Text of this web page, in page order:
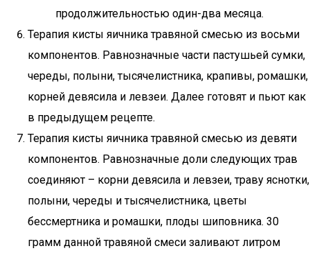
продолжительностью один-два месяца.
Терапия кисты яичника травяной смесью из восьми
компонентов. Равнозначные части пастушьей сумки,
череды, полыни, тысячелистника, крапивы, ромашки,
корней девясила и левзеи. Далее готовят и пьют как
в предыдущем рецепте.
Терапия кисты яичника травяной смесью из девяти
компонентов. Равнозначные доли следующих трав
соединяют – корни девясила и левзеи, траву яснотки,
полыни, череды и тысячелистника, цветы
бессмертника и ромашки, плоды шиповника. 30
грамм данной травяной смеси заливают литром